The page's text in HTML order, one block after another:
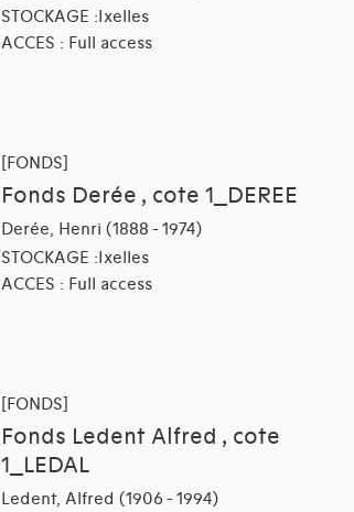
STOCKAGE :Ixelles
ACCES : Full access
[FONDS]
Fonds Derée , cote 1_DEREE
Derée, Henri (1888 - 1974)
STOCKAGE :Ixelles
ACCES : Full access
[FONDS]
Fonds Ledent Alfred , cote
1_LEDAL
Ledent, Alfred (1906 - 1994)